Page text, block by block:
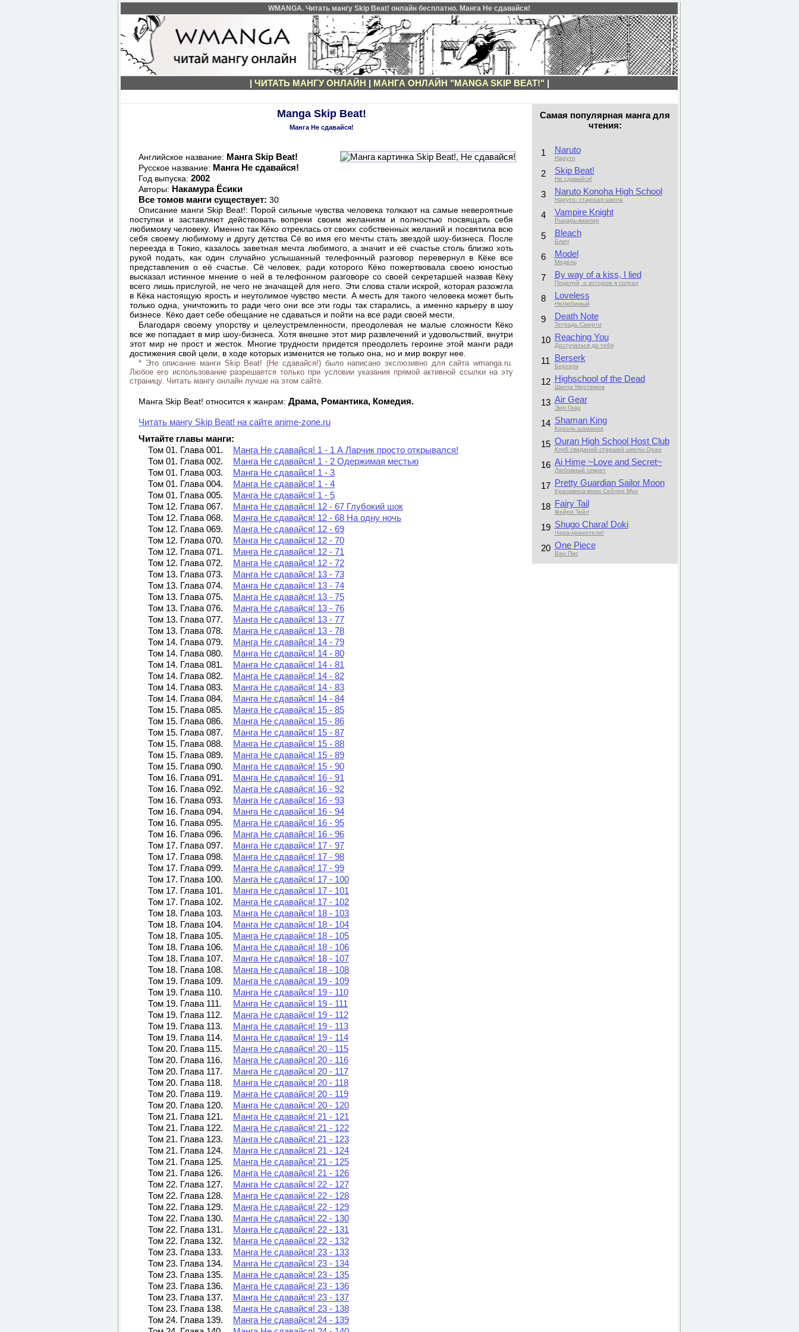
WMANGA. Читать мангу Skip Beat! онлайн бесплатно. Манга Не сдавайся!
| ЧИТАТЬ МАНГУ ОНЛАЙН | МАНГА ОНЛАЙН "MANGA SKIP BEAT!" |
Самая популярная манга для
чтения:
1 Naruto
Наруто
2 Skip Beat!
Не сдавайся!
3 Naruto Konoha High School
Наруто: старшая школа
4 Vampire Knight
Рыцарь-вампир
5 Bleach
Блич
6 Model
Модель
7 By way of a kiss, I lied
Поцелуй, о котором я солгал
8 Loveless
Нелюбимый
9 Death Note
Тетрадь Смерти
10 Reaching You
Достучаться до тебя
11 Berserk
Берсерк
12 Highschool of the Dead
Школа Мертвяков
13 Air Gear
Эир Гиар
14 Shaman King
Король шаманов
15 Ouran High School Host Club
Клуб свиданий старшей школы Оран
16 Ai Hime ~Love and Secret~
Любовный секрет
17 Pretty Guardian Sailor Moon
Красавица-воин Сейлор Мун
18 Fairy Tail
Фейри Тейл
19 Shugo Chara! Doki
Чара-хранители!
20 One Piece
Ван Пис
Manga Skip Beat!
Манга Не сдавайся!
Английское название: Манга Skip Beat!
Русское название: Манга Не сдавайся!
Год выпуска: 2002
Авторы: Накамура Ёсики
Все томов манги существует: 30
Описание манги Skip Beat!: Порой сильные чувства человека толкают на самые невероятные
поступки и заставляют действовать вопреки своим желаниям и полностью посвящать себя
любимому человеку. Именно так Кёко отреклась от своих собственных желаний и посвятила всю
себя своему любимому и другу детства Сё во имя его мечты стать звездой шоу-бизнеса. После
переезда в Токио, казалось заветная мечта любимого, а значит и её счастье столь близко хоть
рукой подать, как один случайно услышанный телефонный разговор перевернул в Кёке все
представления о её счастье. Сё человек, ради которого Кёко пожертвовала своею юностью
высказал истинное мнение о ней в телефонном разговоре со своей секретаршей назвав Кёку
всего лишь прислугой, не чего не значащей для него. Эти слова стали искрой, которая разожгла
в Кёка настоящую ярость и неутолимое чувство мести. А месть для такого человека может быть
только одна, уничтожить то ради чего они все эти годы так старались, а именно карьеру в шоу
бизнесе. Кёко дает себе обещание не сдаваться и пойти на все ради своей мести.
Благодаря своему упорству и целеустремленности, преодолевая не малые сложности Кёко
все же попадает в мир шоу-бизнеса. Хотя внешне этот мир развлечений и удовольствий, внутри
этот мир не прост и жесток. Многие трудности придется преодолеть героине этой манги ради
достижения свой цели, в ходе которых изменится не только она, но и мир вокруг нее.
* Это описание манги Skip Beat! (Не сдавайся!) было написано экслюзивно для сайта wmanga.ru.
Любое его использование разрешается только при условии указания прямой активной ссылки на эту
страницу. Читать мангу онлайн лучше на этом сайте.
Манга Skip Beat! относится к жанрам: Драма, Романтика, Комедия.
Читать мангу Skip Beat! на сайте anime-zone.ru
Читайте главы манги:
Том 01. Глава 001.
Манга Не сдавайся! 1 - 1 А Ларчик просто открывался!
Том 01. Глава 002.
Манга Не сдавайся! 1 - 2 Одержимая местью
Том 01. Глава 003.
Манга Не сдавайся! 1 - 3
Том 01. Глава 004.
Манга Не сдавайся! 1 - 4
Том 01. Глава 005.
Манга Не сдавайся! 1 - 5
Том 12. Глава 067.
Манга Не сдавайся! 12 - 67 Глубокий шок
Том 12. Глава 068.
Манга Не сдавайся! 12 - 68 На одну ночь
Том 12. Глава 069.
Манга Не сдавайся! 12 - 69
Том 12. Глава 070.
Манга Не сдавайся! 12 - 70
Том 12. Глава 071.
Манга Не сдавайся! 12 - 71
Том 12. Глава 072.
Манга Не сдавайся! 12 - 72
Том 13. Глава 073.
Манга Не сдавайся! 13 - 73
Том 13. Глава 074.
Манга Не сдавайся! 13 - 74
Том 13. Глава 075.
Манга Не сдавайся! 13 - 75
Том 13. Глава 076.
Манга Не сдавайся! 13 - 76
Том 13. Глава 077.
Манга Не сдавайся! 13 - 77
Том 13. Глава 078.
Манга Не сдавайся! 13 - 78
Том 14. Глава 079.
Манга Не сдавайся! 14 - 79
Том 14. Глава 080.
Манга Не сдавайся! 14 - 80
Том 14. Глава 081.
Манга Не сдавайся! 14 - 81
Том 14. Глава 082.
Манга Не сдавайся! 14 - 82
Том 14. Глава 083.
Манга Не сдавайся! 14 - 83
Том 14. Глава 084.
Манга Не сдавайся! 14 - 84
Том 15. Глава 085.
Манга Не сдавайся! 15 - 85
Том 15. Глава 086.
Манга Не сдавайся! 15 - 86
Том 15. Глава 087.
Манга Не сдавайся! 15 - 87
Том 15. Глава 088.
Манга Не сдавайся! 15 - 88
Том 15. Глава 089.
Манга Не сдавайся! 15 - 89
Том 15. Глава 090.
Манга Не сдавайся! 15 - 90
Том 16. Глава 091.
Манга Не сдавайся! 16 - 91
Том 16. Глава 092.
Манга Не сдавайся! 16 - 92
Том 16. Глава 093.
Манга Не сдавайся! 16 - 93
Том 16. Глава 094.
Манга Не сдавайся! 16 - 94
Том 16. Глава 095.
Манга Не сдавайся! 16 - 95
Том 16. Глава 096.
Манга Не сдавайся! 16 - 96
Том 17. Глава 097.
Манга Не сдавайся! 17 - 97
Том 17. Глава 098.
Манга Не сдавайся! 17 - 98
Том 17. Глава 099.
Манга Не сдавайся! 17 - 99
Том 17. Глава 100.
Манга Не сдавайся! 17 - 100
Том 17. Глава 101.
Манга Не сдавайся! 17 - 101
Том 17. Глава 102.
Манга Не сдавайся! 17 - 102
Том 18. Глава 103.
Манга Не сдавайся! 18 - 103
Том 18. Глава 104.
Манга Не сдавайся! 18 - 104
Том 18. Глава 105.
Манга Не сдавайся! 18 - 105
Том 18. Глава 106.
Манга Не сдавайся! 18 - 106
Том 18. Глава 107.
Манга Не сдавайся! 18 - 107
Том 18. Глава 108.
Манга Не сдавайся! 18 - 108
Том 19. Глава 109.
Манга Не сдавайся! 19 - 109
Том 19. Глава 110.
Манга Не сдавайся! 19 - 110
Том 19. Глава 111.
Манга Не сдавайся! 19 - 111
Том 19. Глава 112.
Манга Не сдавайся! 19 - 112
Том 19. Глава 113.
Манга Не сдавайся! 19 - 113
Том 19. Глава 114.
Манга Не сдавайся! 19 - 114
Том 20. Глава 115.
Манга Не сдавайся! 20 - 115
Том 20. Глава 116.
Манга Не сдавайся! 20 - 116
Том 20. Глава 117.
Манга Не сдавайся! 20 - 117
Том 20. Глава 118.
Манга Не сдавайся! 20 - 118
Том 20. Глава 119.
Манга Не сдавайся! 20 - 119
Том 20. Глава 120.
Манга Не сдавайся! 20 - 120
Том 21. Глава 121.
Манга Не сдавайся! 21 - 121
Том 21. Глава 122.
Манга Не сдавайся! 21 - 122
Том 21. Глава 123.
Манга Не сдавайся! 21 - 123
Том 21. Глава 124.
Манга Не сдавайся! 21 - 124
Том 21. Глава 125.
Манга Не сдавайся! 21 - 125
Том 21. Глава 126.
Манга Не сдавайся! 21 - 126
Том 22. Глава 127.
Манга Не сдавайся! 22 - 127
Том 22. Глава 128.
Манга Не сдавайся! 22 - 128
Том 22. Глава 129.
Манга Не сдавайся! 22 - 129
Том 22. Глава 130.
Манга Не сдавайся! 22 - 130
Том 22. Глава 131.
Манга Не сдавайся! 22 - 131
Том 22. Глава 132.
Манга Не сдавайся! 22 - 132
Том 23. Глава 133.
Манга Не сдавайся! 23 - 133
Том 23. Глава 134.
Манга Не сдавайся! 23 - 134
Том 23. Глава 135.
Манга Не сдавайся! 23 - 135
Том 23. Глава 136.
Манга Не сдавайся! 23 - 136
Том 23. Глава 137.
Манга Не сдавайся! 23 - 137
Том 23. Глава 138.
Манга Не сдавайся! 23 - 138
Том 24. Глава 139.
Манга Не сдавайся! 24 - 139